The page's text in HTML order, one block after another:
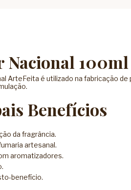
Nacional
ArteFeita é utilizado na fabricação
Benefícios
da fragrância.
artesanal.
aromatizadores.
benefício.